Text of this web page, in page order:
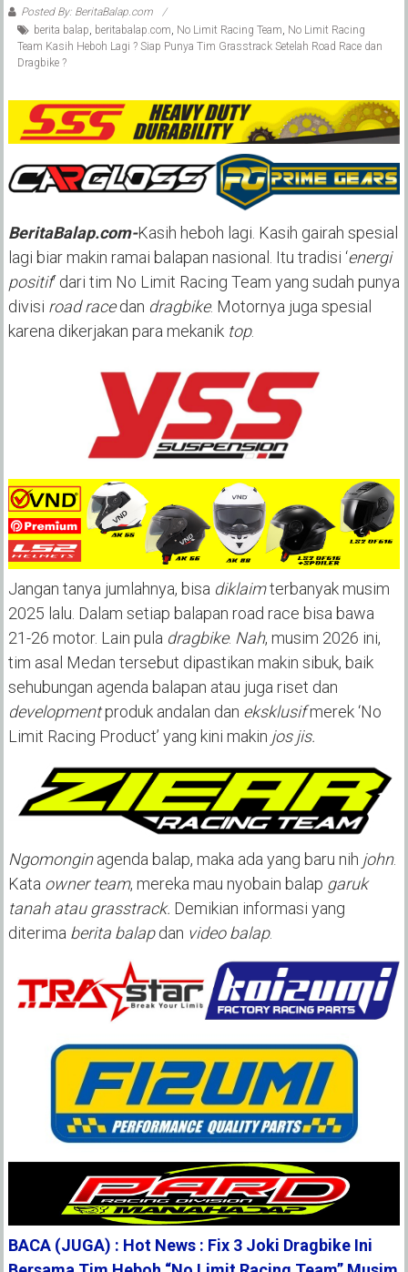
Posted By: BeritaBalap.com
berita balap, beritabalap.com, No Limit Racing Team, No Limit Racing
Team Kasih Heboh Lagi ? Siap Punya Tim Grasstrack Setelah Road Race dan
Dragbike ?
BeritaBalap.com-Kasih heboh lagi. Kasih gairah spesial
lagi biar makin ramai balapan nasional. Itu tradisi ‘energi
positif‘ dari tim No Limit Racing Team yang sudah punya
divisi road racedan dragbike. Motornya juga spesial
karena dikerjakan para mekaniktop.
Jangan tanya jumlahnya, bisa diklaimterbanyak musim
2025 lalu. Dalam setiap balapan road race bisa bawa
21-26 motor. Lain pula dragbike. Nah, musim 2026 ini,
tim asal Medan tersebut dipastikan makin sibuk, baik
sehubungan agenda balapan atau juga riset dan
developmentproduk andalan dan eksklusifmerek ‘No
Limit Racing Product’ yang kini makin jos jis.
Ngomonginagenda balap, maka ada yang baru nih john.
Kata owner team, mereka mau nyobain balap garuk
tanah atau grasstrack. Demikian informasi yang
diterima berita balapdan video balap.
BACA (JUGA) : Hot News : Fix 3 Joki Dragbike Ini